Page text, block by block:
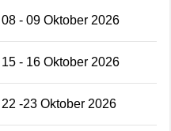
08 - 09 Oktober 2026
15 - 16 Oktober 2026
22 -23 Oktober 2026